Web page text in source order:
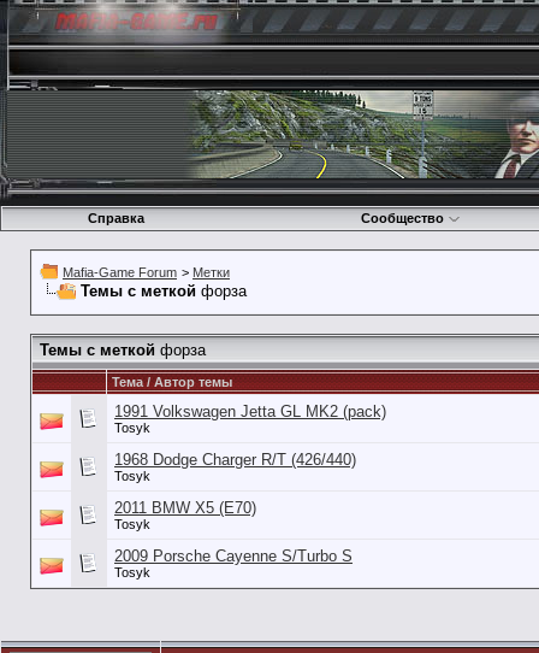
Справка Сообщество
Mafia-Game Forum > Метки
Темы с меткой форза
Темы с меткой форза
Тема / Автор темы
1991 Volkswagen Jetta GL MK2 (pack)
Tosyk
1968 Dodge Charger R/T (426/440)
Tosyk
2011 BMW X5 (E70)
Tosyk
2009 Porsche Cayenne S/Turbo S
Tosyk